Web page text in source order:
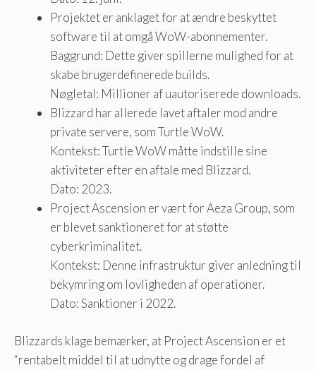
Projektet er anklaget for at ændre beskyttet
software til at omgå WoW-abonnementer.
Baggrund: Dette giver spillerne mulighed for at
skabe brugerdefinerede builds.
Nøgletal: Millioner af uautoriserede downloads.
Blizzard har allerede lavet aftaler mod andre
private servere, som Turtle WoW.
Kontekst: Turtle WoW måtte indstille sine
aktiviteter efter en aftale med Blizzard.
Dato: 2023.
Project Ascension er vært for Aeza Group, som
er blevet sanktioneret for at støtte
cyberkriminalitet.
Kontekst: Denne infrastruktur giver anledning til
bekymring om lovligheden af ​​operationer.
Dato: Sanktioner i 2022.
Blizzards klage bemærker, at Project Ascension er et
“rentabelt middel til at udnytte og drage fordel af